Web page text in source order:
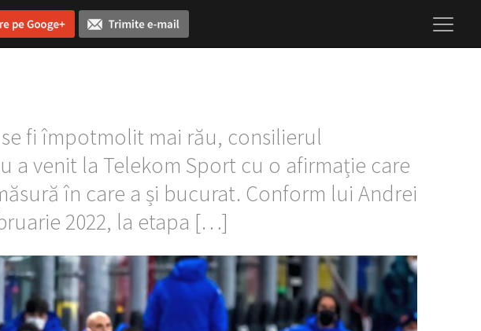
fi împotmolit mai rău, consilierul
a venit la Telekom Sport cu o afirmație care
în care a și bucurat. Conform lui Andrei
2022, la etapa […]